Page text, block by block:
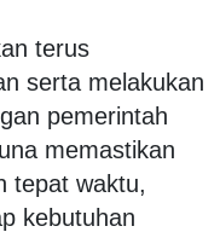
terus
serta melakukan
pemerintah
memastikan
tepat waktu,
kebutuhan